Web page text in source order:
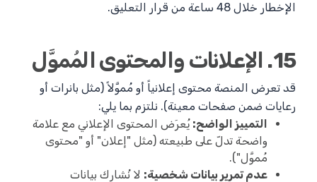
الإخطار خلال 48 ساعة من قرار التعليق.
15. الإعلانات والمحتوى المُموَّل
قد تعرض المنصة محتوى إعلانياً أو مُموَّلاً (مثل بانرات أو
رعايات ضمن صفحات معينة). نلتزم بما يلي:
التمييز الواضح: يُعرَض المحتوى الإعلاني مع علامة
واضحة تدلّ على طبيعته (مثل "إعلان" أو "محتوى
مُموَّل").
عدم تمرير بيانات شخصية: لا نُشارك بيانات